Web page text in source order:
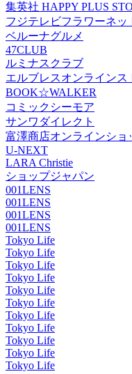
集英社 HAPPY PLUS
フジテレビフラワーネッ
ベルーナグルメ
47CLUB
ルミナスクラブ
エルブレスオンラインス
BOOK☆WALKER
コミックシーモア
サンワダイレクト
富澤商店オンラインショ
U-NEXT
LARA Christie
ショップジャパン
001LENS
001LENS
001LENS
001LENS
Tokyo Life
Tokyo Life
Tokyo Life
Tokyo Life
Tokyo Life
Tokyo Life
Tokyo Life
Tokyo Life
Tokyo Life
Tokyo Life
Tokyo Life